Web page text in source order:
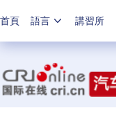
首頁 語言 講習所